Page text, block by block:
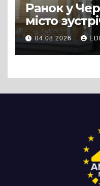
Ранок у
місто
04.08.2026